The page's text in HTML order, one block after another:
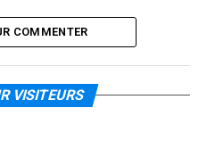
COMMENTER
VISITEURS